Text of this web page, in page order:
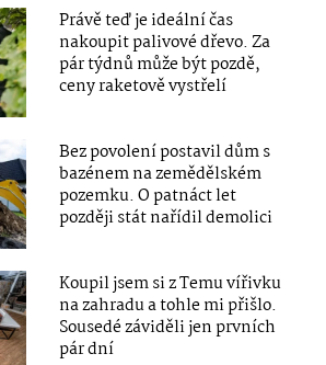
Právě teď je ideální čas
nakoupit palivové dřevo. Za
pár týdnů může být pozdě,
ceny raketově vystřelí
Bez povolení postavil dům s
bazénem na zemědělském
pozemku. O patnáct let
později stát nařídil demolici
Koupil jsem si z Temu vířivku
na zahradu a tohle mi přišlo.
Sousedé záviděli jen prvních
pár dní